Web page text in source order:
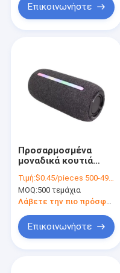
δώρων με κλείσιμο
με κορδέλα
Επικοινωνήστε
Προσαρμοσμένα
μοναδικά κουτιά
πολυτελή χαρτόνι
κουτί δώρων
συσκευασία
Βαλεντίνος Ροζ
κουτί δώρο
Τιμή:$0.45/pieces 500-4999 pieces
MOQ:500 τεμάχια
Λάβετε την πιο πρόσφατη τιμή
Επικοινωνήστε